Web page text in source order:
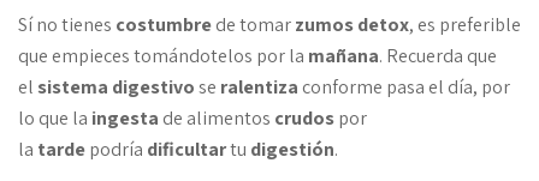
Sí no tienes costumbrede tomarzumos detox, es preferible
que empieces tomándotelos por la mañana. Recuerda que
el sistema digestivose ralentiza conforme pasa el día, por
lo que la ingesta de alimentos crudospor
la tardepodría dificultartu digestión.